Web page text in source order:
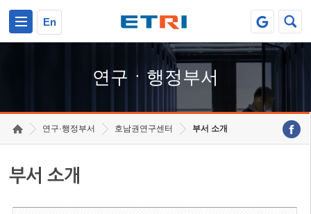
En
연구ㆍ행정부서
연구·행정부서 호남권연구센터 부서 소개
부서 소개